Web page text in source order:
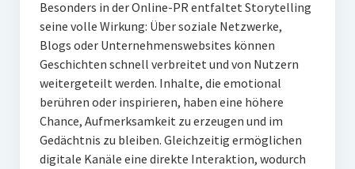
Besonders in der Online-PR entfaltet Storytelling
seine volle Wirkung: Über soziale Netzwerke,
Blogs oder Unternehmenswebsites können
Geschichten schnell verbreitet und von Nutzern
weitergeteilt werden. Inhalte, die emotional
berühren oder inspirieren, haben eine höhere
Chance, Aufmerksamkeit zu erzeugen und im
Gedächtnis zu bleiben. Gleichzeitig ermöglichen
digitale Kanäle eine direkte Interaktion, wodurch